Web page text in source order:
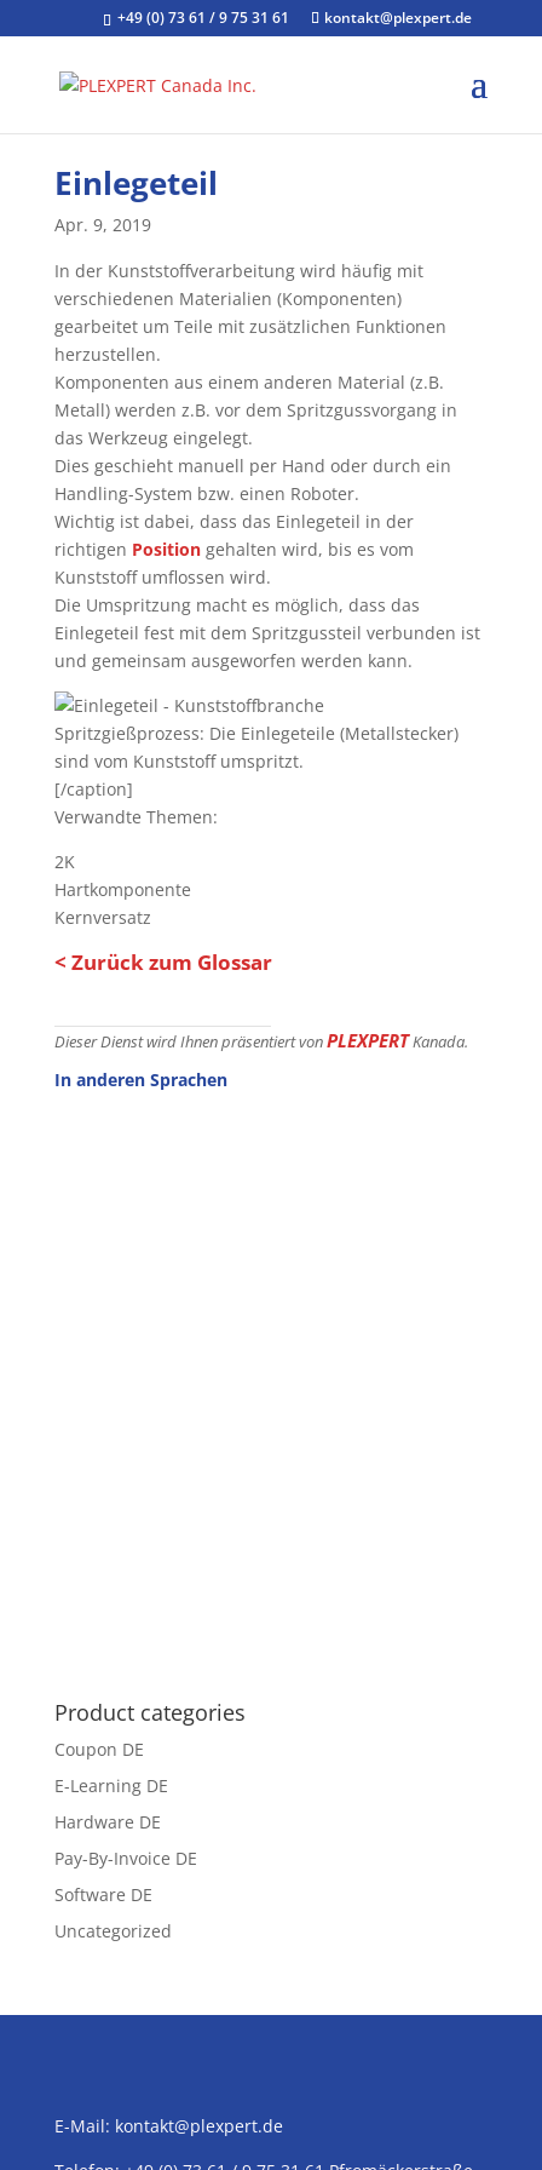
+49 (0) 73 61 / 9 75 31 61 kontakt@plexpert.de
Einlegeteil
Apr. 9, 2019
In der Kunststoffverarbeitung wird häufig mit
verschiedenen Materialien (Komponenten)
gearbeitet um Teile mit zusätzlichen Funktionen
herzustellen.
Komponenten aus einem anderen Material (z.B.
Metall) werden z.B. vor dem Spritzgussvorgang in
das Werkzeug eingelegt.
Dies geschieht manuell per Hand oder durch ein
Handling-System bzw. einen Roboter.
Wichtig ist dabei, dass das Einlegeteil in der
richtigen Positiongehalten wird, bis es vom
Kunststoff umflossen wird.
Die Umspritzung macht es möglich, dass das
Einlegeteil fest mit dem Spritzgussteil verbunden ist
und gemeinsam ausgeworfen werden kann.
Spritzgießprozess: Die Einlegeteile (Metallstecker)
sind vom Kunststoff umspritzt.
[/caption]
Verwandte Themen:
2K
Hartkomponente
Kernversatz
< Zurück zum Glossar
Dieser Dienst wird Ihnen präsentiert vonPLEXPERTKanada.
In anderen Sprachen
Product categories
Coupon DE
E-Learning DE
Hardware DE
Pay-By-Invoice DE
Software DE
Uncategorized
E-Mail: kontakt@plexpert.de